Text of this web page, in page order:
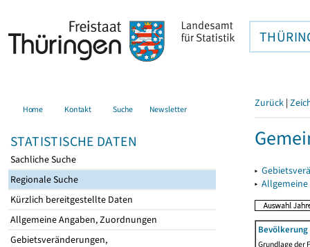
Home Kontakt Suche Newsletter
STATISTISCHE DATEN
Sachliche Suche
Regionale Suche
Kürzlich bereitgestellte Daten
Allgemeine Angaben, Zuordnungen
Gebietsveränderungen,
Zurück |
▸
▸
Grundlage der